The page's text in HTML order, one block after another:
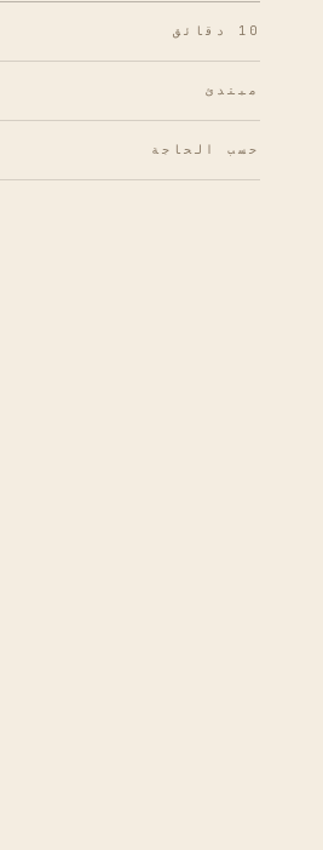
10 دقائق
مبتدئ
حسب الحاجة